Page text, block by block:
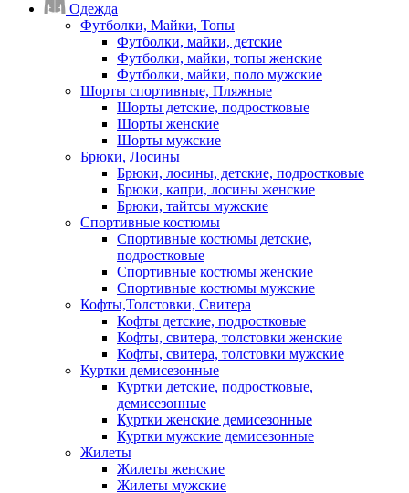
Одежда
Футболки, Майки, Топы
Футболки, майки, детские
Футболки, майки, топы женские
Футболки, майки, поло мужские
Шорты спортивные, Пляжные
Шорты детские, подростковые
Шорты женские
Шорты мужские
Брюки, Лосины
Брюки, лосины, детские, подростковые
Брюки, капри, лосины женские
Брюки, тайтсы мужские
Спортивные костюмы
Спортивные костюмы детские,
подростковые
Спортивные костюмы женские
Спортивные костюмы мужские
Кофты,Толстовки, Свитера
Кофты детские, подростковые
Кофты, свитера, толстовки женские
Кофты, свитера, толстовки мужские
Куртки демисезонные
Куртки детские, подростковые,
демисезонные
Куртки женские демисезонные
Куртки мужские демисезонные
Жилеты
Жилеты женские
Жилеты мужские